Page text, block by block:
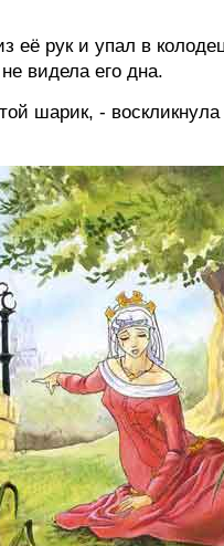
её рук и упал в
видела его дна.
шарик, - воскликнула